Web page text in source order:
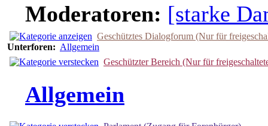
Moderatoren: [starke
Geschütztes Dialogforum (Nur für
Unterforen: Allgemein
Geschützter Bereich (Nur für
Allgemein